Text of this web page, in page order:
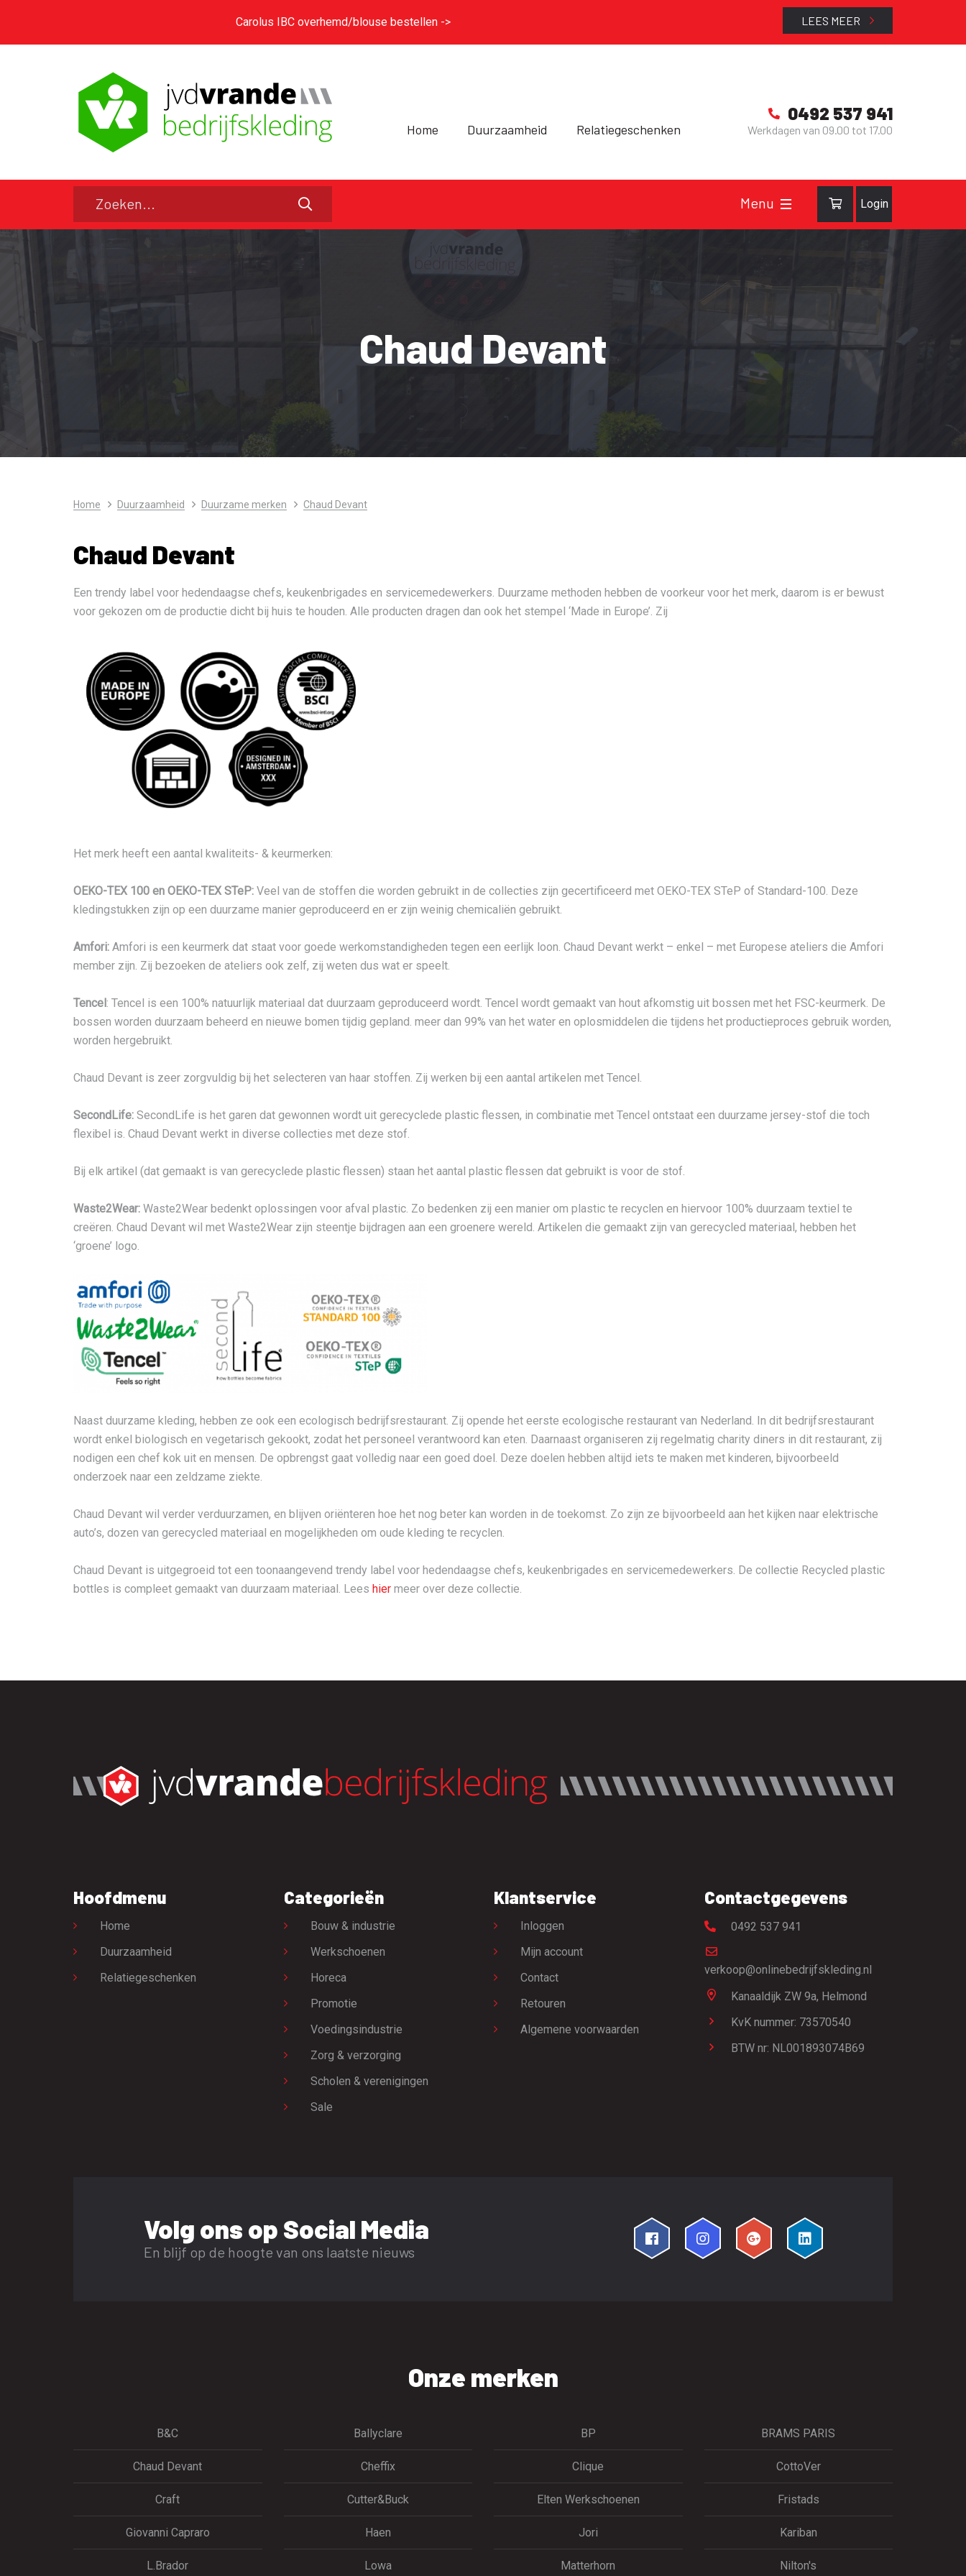
Carolus IBC overhemd/blouse bestellen -> LEES MEER
0492 537 941
Werkdagen van 09.00 tot 17.00
Home Duurzaamheid Relatiegeschenken
Login
Chaud Devant
Home Duurzaamheid Duurzame merken Chaud Devant
Chaud Devant
Een trendy label voor hedendaagse chefs, keukenbrigades en servicemedewerkers. Duurzame methoden hebben de voorkeur voor het merk, daarom is er bewust
voor gekozen om de productie dicht bij huis te houden. Alle producten dragen dan ook het stempel ‘Made in Europe’. Zij
Het merk heeft een aantal kwaliteits- & keurmerken:
OEKO-TEX 100 en OEKO-TEX STeP: Veel van de stoffen die worden gebruikt in de collecties zijn gecertificeerd met OEKO-TEX STeP of Standard-100. Deze
kledingstukken zijn op een duurzame manier geproduceerd en er zijn weinig chemicaliën gebruikt.
Amfori: Amfori is een keurmerk dat staat voor goede werkomstandigheden tegen een eerlijk loon. Chaud Devant werkt – enkel – met Europese ateliers die Amfori
member zijn. Zij bezoeken de ateliers ook zelf, zij weten dus wat er speelt.
Tencel: Tencel is een 100% natuurlijk materiaal dat duurzaam geproduceerd wordt. Tencel wordt gemaakt van hout afkomstig uit bossen met het FSC-keurmerk. De
bossen worden duurzaam beheerd en nieuwe bomen tijdig gepland. meer dan 99% van het water en oplosmiddelen die tijdens het productieproces gebruik worden,
worden hergebruikt.
Chaud Devant is zeer zorgvuldig bij het selecteren van haar stoffen. Zij werken bij een aantal artikelen met Tencel.
SecondLife: SecondLife is het garen dat gewonnen wordt uit gerecyclede plastic flessen, in combinatie met Tencel ontstaat een duurzame jersey-stof die toch
flexibel is. Chaud Devant werkt in diverse collecties met deze stof.
Bij elk artikel (dat gemaakt is van gerecyclede plastic flessen) staan het aantal plastic flessen dat gebruikt is voor de stof.
Waste2Wear: Waste2Wear bedenkt oplossingen voor afval plastic. Zo bedenken zij een manier om plastic te recyclen en hiervoor 100% duurzaam textiel te
creëren. Chaud Devant wil met Waste2Wear zijn steentje bijdragen aan een groenere wereld. Artikelen die gemaakt zijn van gerecycled materiaal, hebben het
‘groene’ logo.
Naast duurzame kleding, hebben ze ook een ecologisch bedrijfsrestaurant. Zij opende het eerste ecologische restaurant van Nederland. In dit bedrijfsrestaurant
wordt enkel biologisch en vegetarisch gekookt, zodat het personeel verantwoord kan eten. Daarnaast organiseren zij regelmatig charity diners in dit restaurant, zij
nodigen een chef kok uit en mensen. De opbrengst gaat volledig naar een goed doel. Deze doelen hebben altijd iets te maken met kinderen, bijvoorbeeld
onderzoek naar een zeldzame ziekte.
Chaud Devant wil verder verduurzamen, en blijven oriënteren hoe het nog beter kan worden in de toekomst. Zo zijn ze bijvoorbeeld aan het kijken naar elektrische
auto’s, dozen van gerecycled materiaal en mogelijkheden om oude kleding te recyclen.
Chaud Devant is uitgegroeid tot een toonaangevend trendy label voor hedendaagse chefs, keukenbrigades en servicemedewerkers. De collectie Recycled plastic
bottles is compleet gemaakt van duurzaam materiaal. Lees hier meer over deze collectie.
Hoofdmenu
Home
Duurzaamheid
Relatiegeschenken
Categorieën
Bouw & industrie
Werkschoenen
Horeca
Promotie
Voedingsindustrie
Zorg & verzorging
Scholen & verenigingen
Sale
Klantservice
Inloggen
Mijn account
Contact
Retouren
Algemene voorwaarden
Contactgegevens
0492 537 941
verkoop@onlinebedrijfskleding.nl
Kanaaldijk ZW 9a, Helmond
KvK nummer: 73570540
BTW nr: NL001893074B69
Volg ons op Social Media
En blijf op de hoogte van ons laatste nieuws
Onze merken
B&C Ballyclare BP BRAMS PARIS
Chaud Devant Cheffix Clique CottoVer
Craft Cutter&Buck Elten Werkschoenen Fristads
Giovanni Capraro Haen Jori Kariban
L.Brador Lowa Matterhorn Nilton's